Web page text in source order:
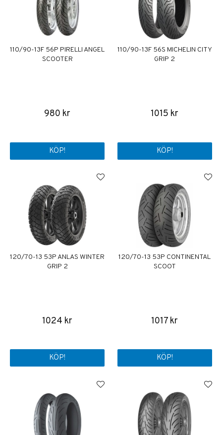
110/90-13F 56P PIRELLI ANGEL
SCOOTER
980 kr
KÖP!
110/90-13F 56S MICHELIN CITY
GRIP 2
1015 kr
KÖP!
120/70-13 53P ANLAS WINTER
GRIP 2
1024 kr
KÖP!
120/70-13 53P CONTINENTAL
SCOOT
1017 kr
KÖP!